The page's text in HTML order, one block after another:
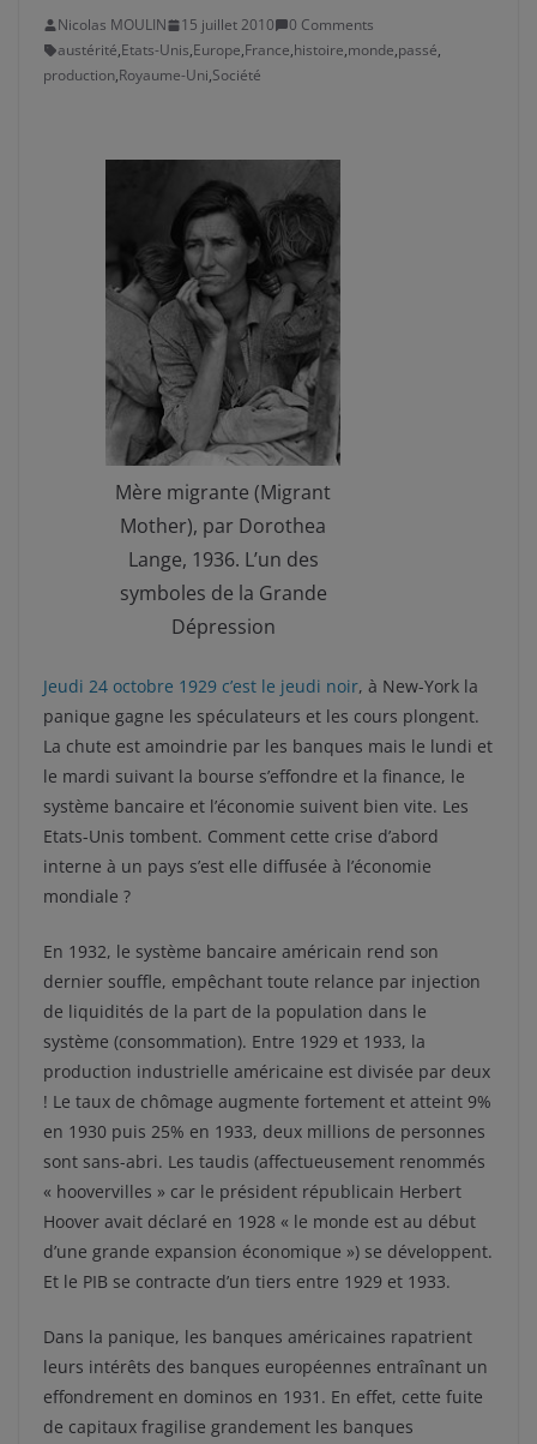
Nicolas MOULIN 15 juillet 2010
0 Comments
austérité,Etats-Unis,Europe,France,histoire,monde,passé,
production,Royaume-Uni,Société
Mère migrante (Migrant
Mother), par Dorothea
Lange, 1936. L’un des
symboles de la Grande
Dépression
Jeudi 24 octobre 1929 c’est le jeudi noir, à New-York la
panique gagne les spéculateurs et les cours plongent.
La chute est amoindrie par les banques mais le lundi et
le mardi suivant la bourse s’effondre et la finance, le
système bancaire et l’économie suivent bien vite. Les
Etats-Unis tombent. Comment cette crise d’abord
interne à un pays s’est elle diffusée à l’économie
mondiale ?
En 1932, le système bancaire américain rend son
dernier souffle, empêchant toute relance par injection
de liquidités de la part de la population dans le
système (consommation). Entre 1929 et 1933, la
production industrielle américaine est divisée par deux
! Le taux de chômage augmente fortement et atteint 9%
en 1930 puis 25% en 1933, deux millions de personnes
sont sans-abri. Les taudis (affectueusement renommés
« hoovervilles » car le président républicain Herbert
Hoover avait déclaré en 1928 « le monde est au début
d’une grande expansion économique ») se développent.
Et le PIB se contracte d’un tiers entre 1929 et 1933.
Dans la panique, les banques américaines rapatrient
leurs intérêts des banques européennes entraînant un
effondrement en dominos en 1931. En effet, cette fuite
de capitaux fragilise grandement les banques